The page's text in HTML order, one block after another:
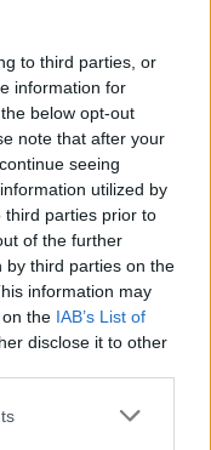
to third parties, or
information for
below opt-out
note that after your
seeing
utilized by
third parties prior to
of the further
by third parties on the
information may
the IAB’s List of
disclose it to other
di San
stelle